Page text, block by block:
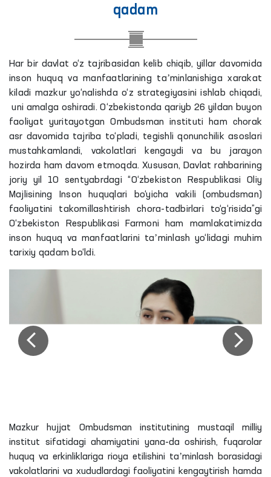
qadam
Har bir davlat o‘z tajribasidan kelib chiqib, yillar davomida
inson huquq va manfaatlarining taʼminlanishiga xarakat
kiladi mazkur yo‘nalishda o‘z strategiyasini ishlab chiqadi,
uni amalga oshiradi. O‘zbekistonda qariyb 26 yildan buyon
faoliyat yuritayotgan Ombudsman instituti ham chorak
asr davomida tajriba to‘pladi, tegishli qonunchilik asoslari
mustahkamlandi, vakolatlari kengaydi va bu jarayon
hozirda ham davom etmoqda. Xususan, Davlat rahbarining
joriy yil 10 sentyabrdagi “O‘zbekiston Respublikasi Oliy
Majlisining Inson huquqlari bo‘yicha vakili (ombudsman)
faoliyatini takomillashtirish chora-tadbirlari to‘g‘risida”gi
O‘zbekiston Respublikasi Farmoni ham mamlakatimizda
inson huquq va manfaatlarini taʼminlash yo‘lidagi muhim
tarixiy qadam bo‘ldi.
Mazkur hujjat Ombudsman institutining mustaqil milliy
institut sifatidagi ahamiyatini yana-da oshirish, fuqarolar
huquq va erkinliklariga rioya etilishini taʼminlash borasidagi
vakolatlarini va xududlardagi faoliyatini kengaytirish hamda